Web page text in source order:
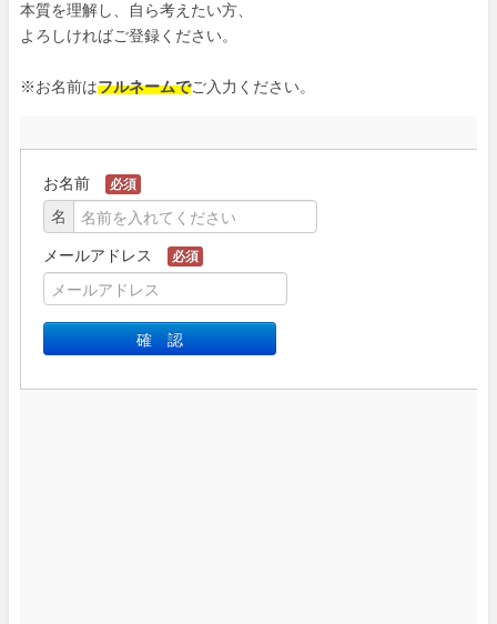
本質を理解し、自ら考えたい方、
よろしければご登録ください。
※お名前はフルネームでご入力ください。